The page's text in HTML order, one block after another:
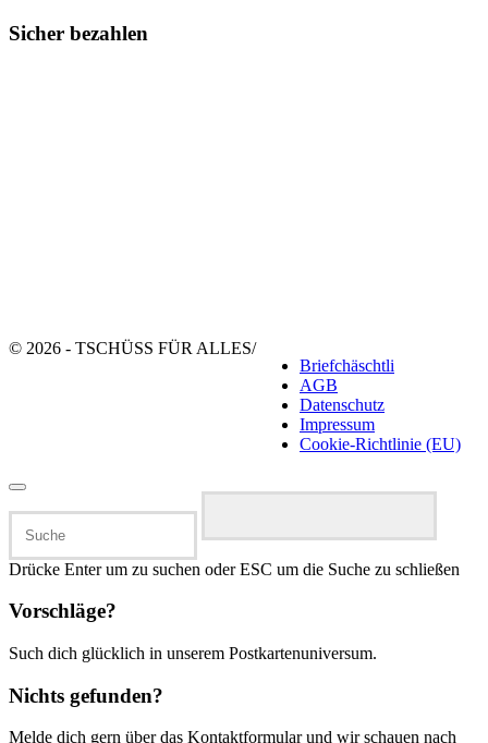
Sicher bezahlen
© 2026 - TSCHÜSS FÜR ALLES/
Briefchäschtli
AGB
Datenschutz
Impressum
Cookie-Richtlinie (EU)
nach:
Drücke Enter um zu suchen oder ESC um die Suche zu schließen
Vorschläge?
Such dich glücklich in unserem Postkartenuniversum.
Nichts gefunden?
Melde dich gern über das Kontaktformular und wir schauen nach